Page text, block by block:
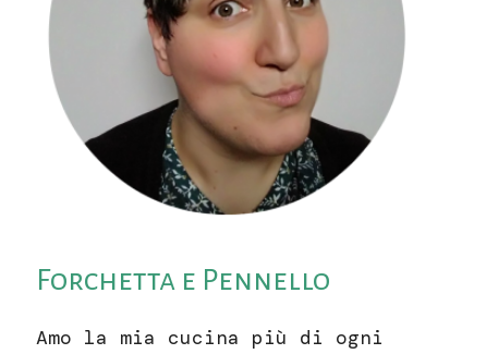
Forchetta e Pennello
Amo la mia cucina più di ogni